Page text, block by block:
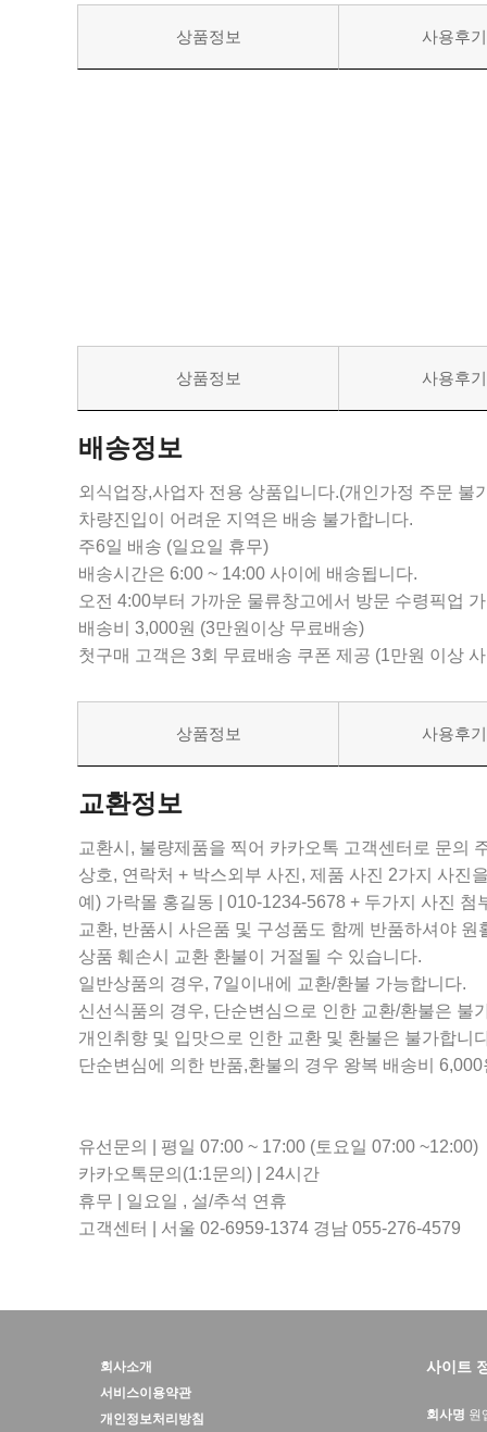
상품정보 사용후
상품정보 사용후
배송정보
외식업장,사업자 전용 상품입니다.(개인가정 주문 불
차량진입이 어려운 지역은 배송 불가합니다.
주6일 배송 (일요일 휴무)
배송시간은 6:00 ~ 14:00 사이에 배송됩니다.
오전 4:00부터 가까운 물류창고에서 방문 수령픽업
배송비 3,000원 (3만원이상 무료배송)
첫구매 고객은 3회 무료배송 쿠폰 제공 (1만원 이상
상품정보 사용후
교환정보
교환시, 불량제품을 찍어 카카오톡 고객센터로 문의
상호, 연락처 + 박스외부 사진, 제품 사진 2가지 사진
예) 가락몰 홍길동 | 010-1234-5678 + 두가지 사진 첨
교환, 반품시 사은품 및 구성품도 함께 반품하셔야 원
상품 훼손시 교환 환불이 거절될 수 있습니다.
일반상품의 경우, 7일이내에 교환/환불 가능합니다.
신선식품의 경우, 단순변심으로 인한 교환/환불은 불
개인취향 및 입맛으로 인한 교환 및 환불은 불가합니
단순변심에 의한 반품,환불의 경우 왕복 배송비
유선문의 | 평일 07:00 ~ 17:00 (토요일 07:00 ~12:00)
카카오톡문의(1:1문의) | 24시간
휴무 | 일요일 , 설/추석 연휴
고객센터 | 서울 02-6959-1374 경남 055-276-4579
회사소개
서비스이용약관
개인정보처리방침
사이트
회사명 원